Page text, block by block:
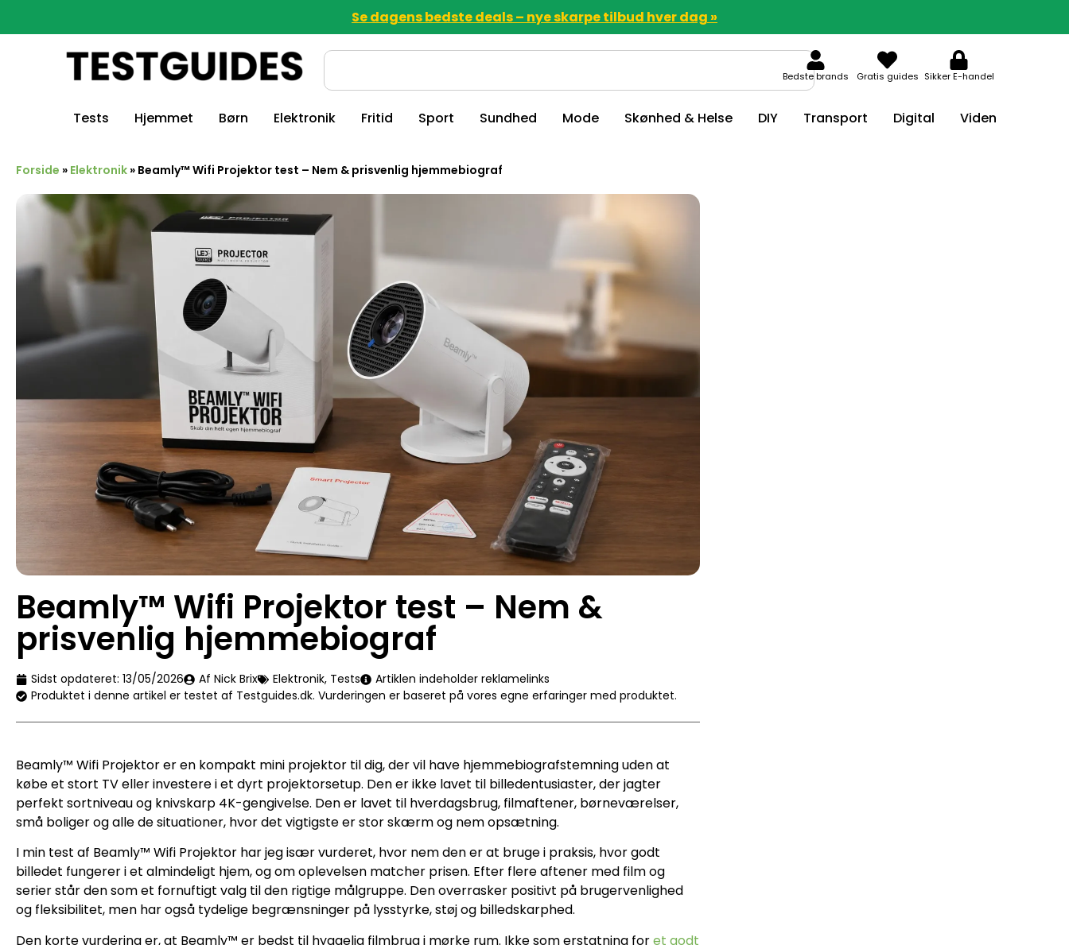
Se dagens bedste deals – nye skarpe tilbud hver dag »
Bedste brands Gratis guides Sikker E-handel
Tests Hjemmet Børn Elektronik Fritid Sport Sundhed Mode Skønhed & Helse DIY Transport Digital Viden
Forside » Elektronik » Beamly™ Wifi Projektor test – Nem & prisvenlig hjemmebiograf
Beamly™ Wifi Projektor test – Nem &
prisvenlig hjemmebiograf
Sidst opdateret: 13/05/2026 Af Nick Brix Elektronik, Tests
Artiklen indeholder reklamelinks
Produktet i denne artikel er testet af Testguides.dk. Vurderingen er baseret på vores egne erfaringer med produktet.
Beamly™ Wifi Projektor er en kompakt mini projektor til dig, der vil have hjemmebiografstemning uden at
købe et stort TV eller investere i et dyrt projektorsetup. Den er ikke lavet til billedentusiaster, der jagter
perfekt sortniveau og knivskarp 4K-gengivelse. Den er lavet til hverdagsbrug, filmaftener, børneværelser,
små boliger og alle de situationer, hvor det vigtigste er stor skærm og nem opsætning.
I min test af Beamly™ Wifi Projektor har jeg især vurderet, hvor nem den er at bruge i praksis, hvor godt
billedet fungerer i et almindeligt hjem, og om oplevelsen matcher prisen. Efter flere aftener med film og
serier står den som et fornuftigt valg til den rigtige målgruppe. Den overrasker positivt på brugervenlighed
og fleksibilitet, men har også tydelige begrænsninger på lysstyrke, støj og billedskarphed.
Den korte vurdering er, at Beamly™ er bedst til hyggelig filmbrug i mørke rum. Ikke som erstatning foret godt